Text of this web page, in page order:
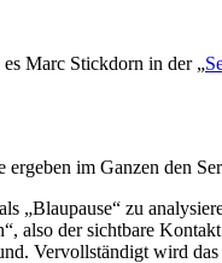
Marc Stickdorn in der „
im Ganzen den
„Blaupause“ zu
also der sichtbare
Vervollständigt wird